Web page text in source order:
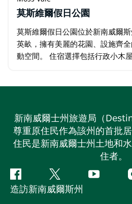
莫斯維爾假日公園
莫斯維爾假日公園位於新南威爾
英畝，擁有美麗的花園、設施齊
動空間。 住宿選擇包括行政小木
新南威爾士州旅遊局（
尊重原住民作為該州的首批
住民是新南威爾士州土地和
住者。
Facebook嘰
嘰
Youtube
造訪新南威爾斯州